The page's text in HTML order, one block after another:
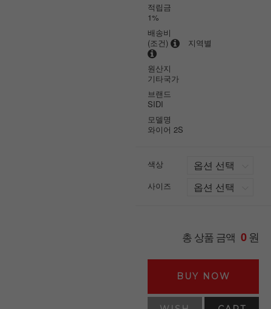
적립금
1%
배송비
(조건)
지역별
원산지
기타국가
브랜드
SIDI
모델명
와이어 2S
색상
사이즈
총 상품 금액 0원
BUY NOW